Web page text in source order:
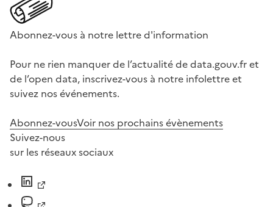
Abonnez-vous à notre lettre d'information
Pour ne rien manquer de l’actualité de data.gouv.fr et
de l’open data, inscrivez-vous à notre infolettre et
suivez nos événements.
Abonnez-vousVoir nos prochains évènements
Suivez-nous
sur les réseaux sociaux